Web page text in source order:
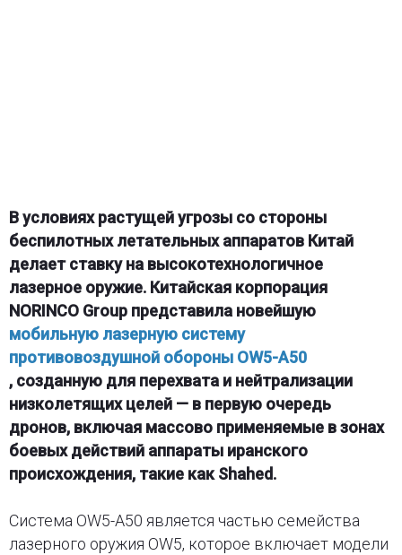
В условиях растущей угрозы со стороны
беспилотных летательных аппаратов Китай
делает ставку на высокотехнологичное
лазерное оружие. Китайская корпорация
NORINCO Group представила новейшую
мобильную лазерную систему
противовоздушной обороны OW5-A50
, созданную для перехвата и нейтрализации
низколетящих целей — в первую очередь
дронов, включая массово применяемые в зонах
боевых действий аппараты иранского
происхождения, такие как Shahed.
Система OW5-A50 является частью семейства
лазерного оружия OW5, которое включает модели